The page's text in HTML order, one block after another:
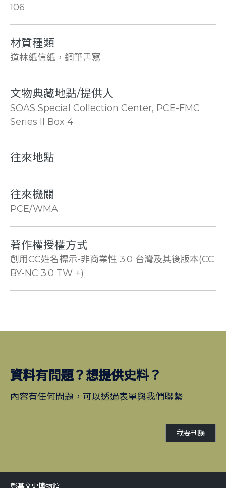
106
材質種類
道林紙信紙，鋼筆書寫
文物典藏地點/提供人
SOAS Special Collection Center, PCE-FMC
Series II Box 4
往來地點
往來機關
PCE/WMA
著作權授權方式
創用CC姓名標示-非商業性 3.0 台灣及其後版本(CC
BY-NC 3.0 TW +)
資料有問題？想提供史料？
內容有任何問題，可以透過表單與我們聯繫
我要刊誤